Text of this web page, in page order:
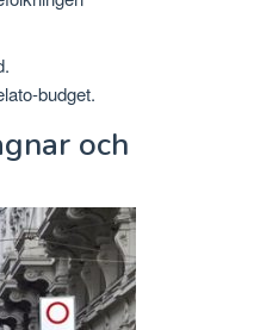
budget.
och